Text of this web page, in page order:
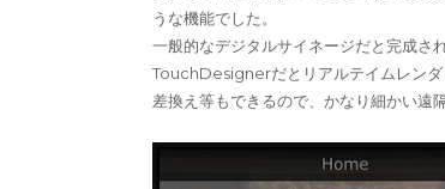
うな機能でした。
一般的なデジタルサイネージだと完成さ
TouchDesignerだとリアルテイムレンダ
差換え等もできるので、かなり細かい遠